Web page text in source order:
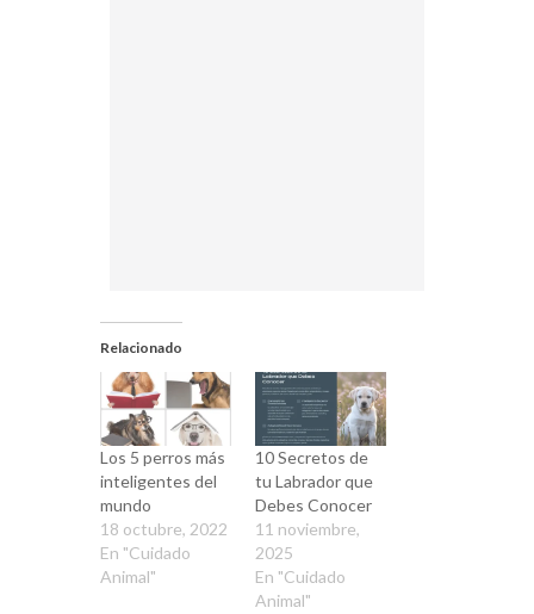
Relacionado
Los 5 perros más
inteligentes del
mundo
18 octubre, 2022
En "Cuidado
Animal"
10 Secretos de
tu Labrador que
Debes Conocer
11 noviembre,
2025
En "Cuidado
Animal"